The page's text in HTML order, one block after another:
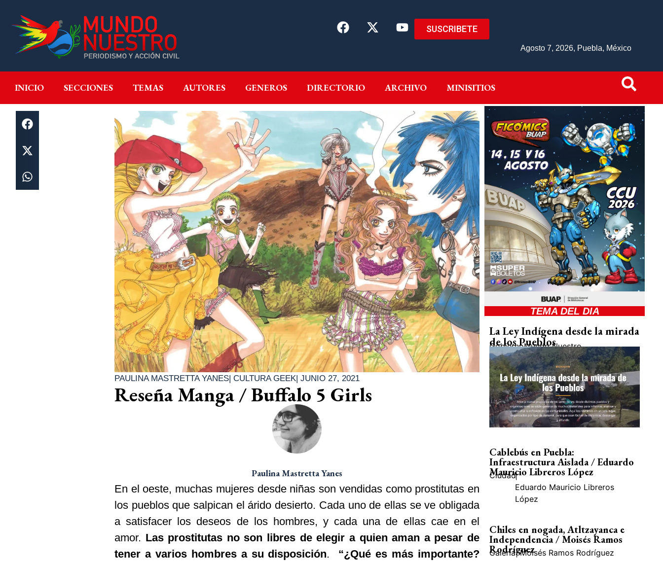
SUSCRIBETE
Agosto 7, 2026, Puebla, México
INICIO SECCIONES TEMAS AUTORES GENEROS DIRECTORIO ARCHIVO MINISITIOS
INICIO SECCIONES GENEROS DIRECTORIO ARCHIVO MINISITIOS
PAULINA MASTRETTA YANES| CULTURA GEEK| JUNIO 27, 2021
Reseña Manga / Buffalo 5 Girls
Paulina Mastretta Yanes
En el oeste, muchas mujeres desde niñas son vendidas como prostitutas en
los pueblos que salpican el árido desierto. Cada uno de ellas se ve obligada
a satisfacer los deseos de los hombres, y cada una de ellas cae en el
amor. Las prostitutas no son libres de elegir a quien aman a pesar de
tener a varios hombres a su disposición. “¿Qué es más importante?
TEMA DEL DIA
La Ley Indígena desde la mirada
de los Pueblos
GobiernoMundo Nuestro
Cablebús en Puebla:
Infraestructura Aislada / Eduardo
Mauricio Libreros López
Ciudad|
Eduardo Mauricio Libreros
López
Chiles en nogada, Atltzayanca e
Independencia / Moisés Ramos
Rodríguez
Galería| Moisés Ramos Rodríguez